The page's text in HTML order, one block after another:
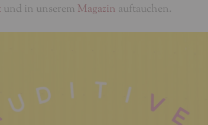
und in unserem Magazin auftauchen.